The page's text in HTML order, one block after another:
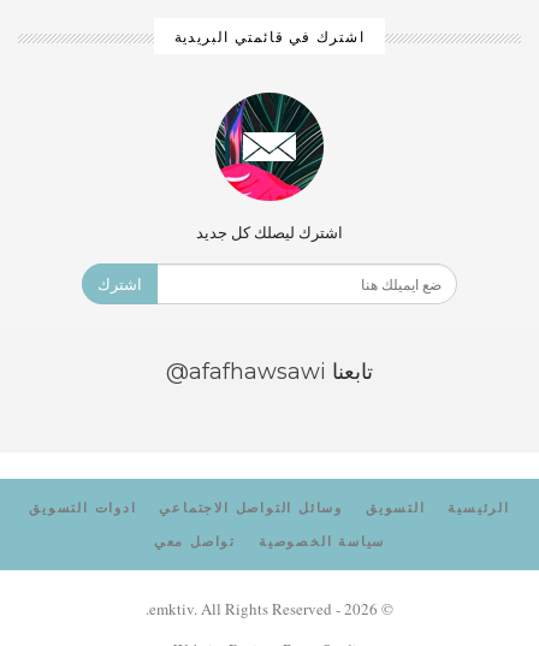
اشترك في قائمتي البريدية
اشترك ليصلك كل جديد
اشترك
تابعنا @afafhawsawi
الرئيسية التسويق وسائل التواصل الاجتماعي
ادوات التسويق
سياسة الخصوصية
تواصل معي
© 2026 - emktiv. All Rights Reserved.